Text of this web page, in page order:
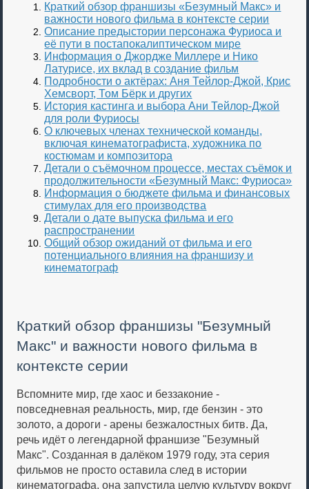
Краткий обзор франшизы «Безумный Макс» и
важности нового фильма в контексте серии
Описание предыстории персонажа Фуриоса и
её пути в постапокалиптическом мире
Информация о Джордже Миллере и Нико
Латурисе, их вклад в создание фильм
Подробности о актёрах: Аня Тейлор-Джой, Крис
Хемсворт, Том Бёрк и других
История кастинга и выбора Ани Тейлор-Джой
для роли Фуриосы
О ключевых членах технической команды,
включая кинематографиста, художника по
костюмам и композитора
Детали о съёмочном процессе, местах съёмок и
продолжительности «Безумный Макс: Фуриоса»
Информация о бюджете фильма и финансовых
стимулах для его производства
Детали о дате выпуска фильма и его
распространении
Общий обзор ожиданий от фильма и его
потенциального влияния на франшизу и
кинематограф
Краткий обзор франшизы "Безумный
Макс" и важности нового фильма в
контексте серии
Вспомните мир, где хаос и беззаконие -
повседневная реальность, мир, где бензин - это
золото, а дороги - арены безжалостных битв. Да,
речь идёт о легендарной франшизе "Безумный
Макс". Созданная в далёком 1979 году, эта серия
фильмов не просто оставила след в истории
кинематографа, она запустила целую культуру вокруг